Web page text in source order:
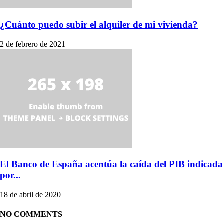
¿Cuánto puedo subir el alquiler de mi vivienda?
2 de febrero de 2021
El Banco de España acentúa la caída del PIB indicada
por...
18 de abril de 2020
NO COMMENTS